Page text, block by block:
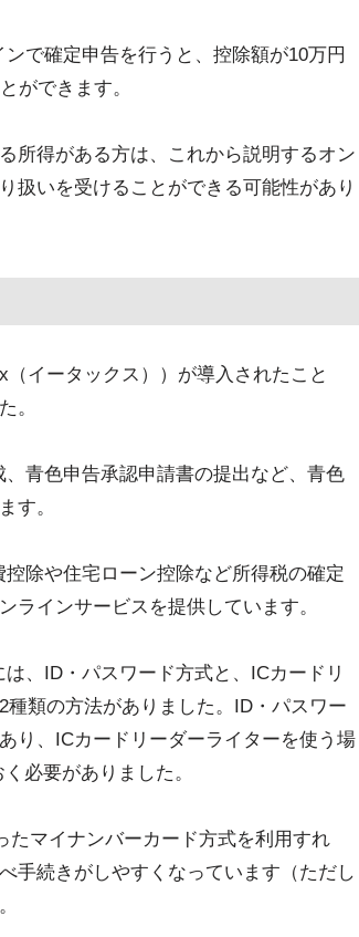
で確定申告を行うと、控除額が10万円
ができます。
所得がある方は、これから説明するオン
扱いを受けることができる可能性があり
イータックス））が導入されたこと
。
青色申告承認申請書の提出など、青色
す。
除や住宅ローン控除など所得税の確定
ラインサービスを提供しています。
、ID・パスワード方式と、ICカードリ
類の方法がありました。ID・パスワー
り、ICカードリーダーライターを使う場
必要がありました。
たマイナンバーカード方式を利用すれ
手続きがしやすくなっています（ただし